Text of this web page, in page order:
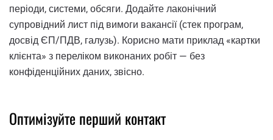
періоди, системи, обсяги. Додайте лаконічний
супровідний лист під вимоги вакансії (стек програм,
досвід ЄП/ПДВ, галузь). Корисно мати приклад «картки
клієнта» з переліком виконаних робіт — без
конфіденційних даних, звісно.
Оптимізуйте перший контакт